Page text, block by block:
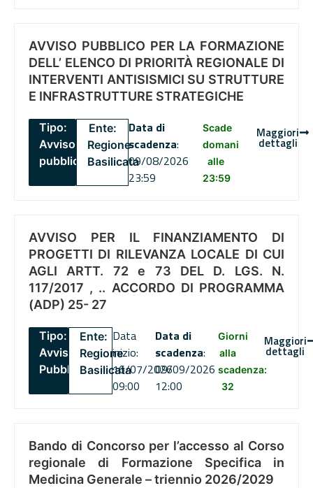
AVVISO PUBBLICO PER LA FORMAZIONE
DELL’ ELENCO DI PRIORITÀ REGIONALE DI
INTERVENTI ANTISISMICI SU STRUTTURE
E INFRASTRUTTURE STRATEGICHE
Tipo:
Avviso
pubblico
Ente:
Regione
Basilicata
Data di
scadenza:
09/08/2026
23:59
Scade
domani
alle
23:59
Maggiori
dettagli
AVVISO PER IL FINANZIAMENTO DI
PROGETTI DI RILEVANZA LOCALE DI CUI
AGLI ARTT. 72 e 73 DEL D. LGS. N.
117/2017 , .. ACCORDO DI PROGRAMMA
(ADP) 25- 27
Tipo:
Avviso
Pubblico
Ente:
Regione
Basilicata
Data
inizio:
16/07/2026
09:00
Data di
scadenza:
09/09/2026
12:00
Giorni
alla
scadenza:
32
Maggiori
dettagli
Bando di Concorso per l’accesso al Corso
regionale di Formazione Specifica in
Medicina Generale – triennio 2026/2029